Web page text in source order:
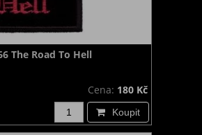
The Road To Hell
Cena: 180 Kč
Koupit